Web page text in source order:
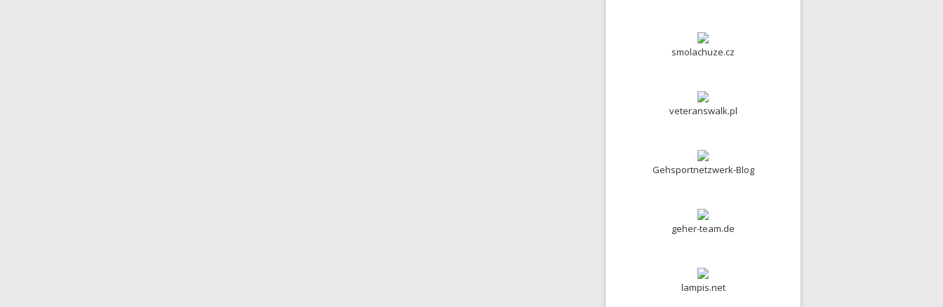
smolachuze.cz
veteranswalk.pl
Gehsportnetzwerk-Blog
geher-team.de
lampis.net